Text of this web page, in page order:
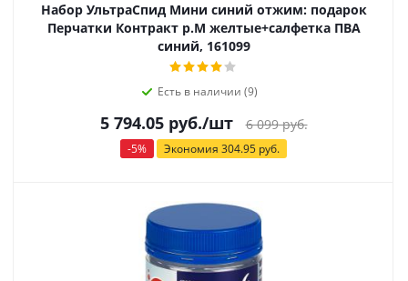
Набор УльтраСпид Мини синий отжим: подарок
Перчатки Контракт р.М желтые+салфетка ПВА
синий, 161099
Есть в наличии (9)
5 794.05руб./шт 6 099руб.
-5% Экономия 304.95 руб.